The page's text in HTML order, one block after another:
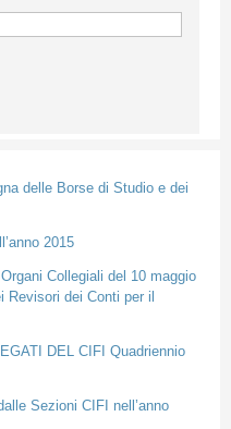
delle Borse di Studio e dei
2015
Collegiali del 10 maggio
Revisori dei Conti per il
DEL CIFI Quadriennio
Sezioni CIFI nell’anno